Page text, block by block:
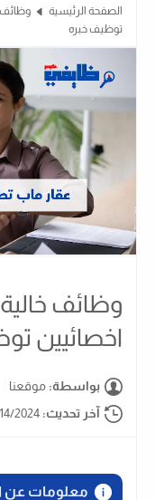
الصفحة الرئيسية
توظيف خبره
وظائف
اخصائيين
بواسطة: موقعنا
آخر تحديث: 2024
معلومات عن